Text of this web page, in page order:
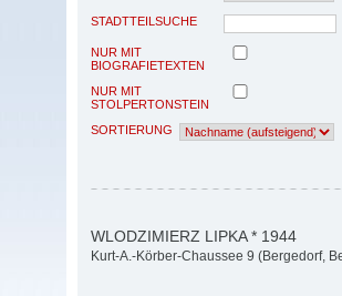
STADTTEILSUCHE
NUR MIT
BIOGRAFIETEXTEN
NUR MIT
STOLPERTONSTEIN
SORTIERUNG
WLODZIMIERZ LIPKA * 1944
Kurt-A.-Körber-Chaussee 9 (Bergedorf,